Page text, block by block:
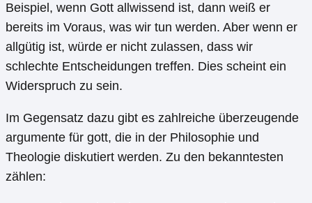
Beispiel, wenn Gott allwissend ist, dann weiß er
bereits im Voraus, was wir tun werden. Aber wenn er
allgütig ist, würde er nicht zulassen, dass wir
schlechte Entscheidungen treffen. Dies scheint ein
Widerspruch zu sein.
Im Gegensatz dazu gibt es zahlreiche überzeugende
argumente für gott, die in der Philosophie und
Theologie diskutiert werden. Zu den bekanntesten
zählen: